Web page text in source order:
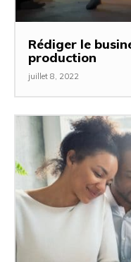
Rédiger le
production
juillet 8, 2022